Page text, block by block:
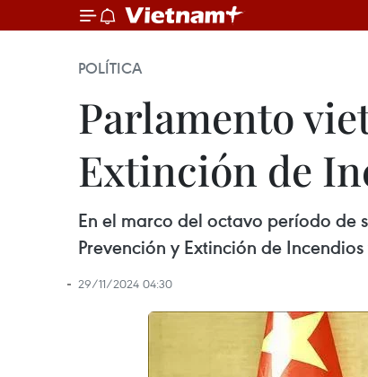
POLÍTICA
Parlamento
Extinción de
En el marco del octavo período de
Prevención y Extinción de
29/11/2024 04:30